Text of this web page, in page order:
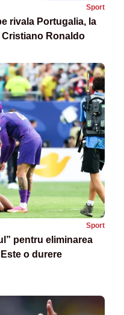
Sport
rivala Portugalia, la
Ronaldo
Sport
pentru eliminarea
o durere